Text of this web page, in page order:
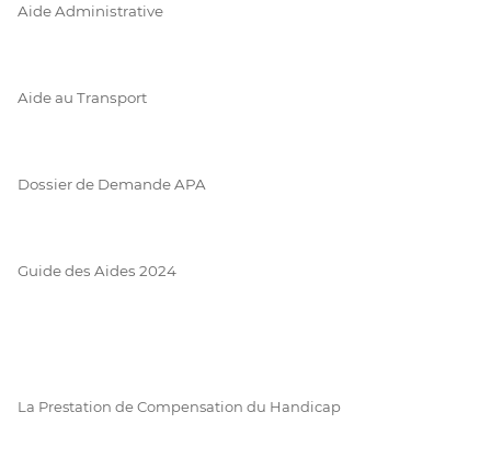
Aide Administrative
Aide au Transport
Dossier de Demande APA
Guide des Aides 2024
La Prestation de Compensation du Handicap